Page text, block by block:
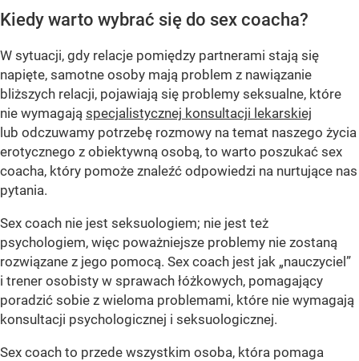
Kiedy warto wybrać się do sex coacha?
W sytuacji, gdy relacje pomiędzy partnerami stają się
napięte, samotne osoby mają problem z nawiązanie
bliższych relacji, pojawiają się problemy seksualne, które
nie wymagają specjalistycznej konsultacji lekarskiej
lub odczuwamy potrzebę rozmowy na temat naszego życia
erotycznego z obiektywną osobą, to warto poszukać sex
coacha, który pomoże znaleźć odpowiedzi na nurtujące nas
pytania.
Sex coach nie jest seksuologiem; nie jest też
psychologiem, więc poważniejsze problemy nie zostaną
rozwiązane z jego pomocą. Sex coach jest jak „nauczyciel”
i trener osobisty w sprawach łóżkowych, pomagający
poradzić sobie z wieloma problemami, które nie wymagają
konsultacji psychologicznej i seksuologicznej.
Sex coach to przede wszystkim osoba, która pomaga